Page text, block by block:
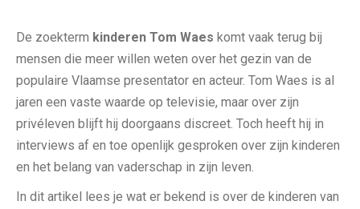
De zoekterm kinderen Tom Waes komt vaak terug bij
mensen die meer willen weten over het gezin van de
populaire Vlaamse presentator en acteur. Tom Waes is al
jaren een vaste waarde op televisie, maar over zijn
privéleven blijft hij doorgaans discreet. Toch heeft hij in
interviews af en toe openlijk gesproken over zijn kinderen
en het belang van vaderschap in zijn leven.
In dit artikel lees je wat er bekend is over de kinderen van